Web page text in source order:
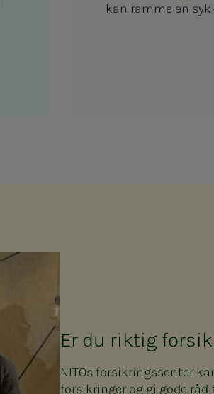
kan ramme en
Er du riktig
NITOs forsikringssenter
forsikringer og gi gode råd